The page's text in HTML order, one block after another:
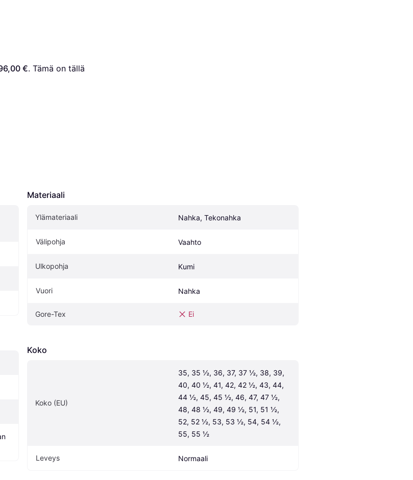
€. Tämä on tällä
Materiaali
Ylämateriaali Nahka, Tekonahka
Välipohja Vaahto
Ulkopohja Kumi
Vuori Nahka
Gore-Tex Ei
Koko
Koko (EU)
35, 35 ½, 36, 37, 37 ½, 38, 39,
40, 40 ½, 41, 42, 42 ½, 43, 44,
44 ½, 45, 45 ½, 46, 47, 47 ½,
48, 48 ½, 49, 49 ½, 51, 51 ½,
52, 52 ½, 53, 53 ½, 54, 54 ½,
55, 55 ½
Leveys Normaali